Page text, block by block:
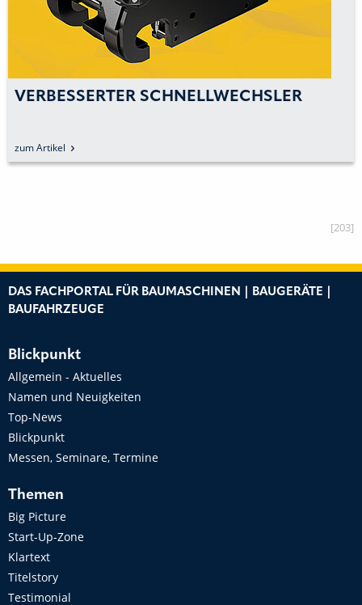
VERBESSERTER SCHNELLWECHSLER
zum Artikel
[203]
DAS FACHPORTAL FÜR BAUMASCHINEN | BAUGERÄTE |
BAUFAHRZEUGE
Blickpunkt
Allgemein - Aktuelles
Namen und Neuigkeiten
Top-News
Blickpunkt
Messen, Seminare, Termine
Themen
Big Picture
Start-Up-Zone
Klartext
Titelstory
Testimonial